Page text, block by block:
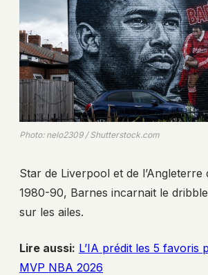
Photo: nelo2309 / Shutterstock.com
Star de Liverpool et de l’Angleterre
1980-90, Barnes incarnait le dribble
sur les ailes.
Lire aussi: L’IA prédit les 5 favoris
MVP NBA 2026